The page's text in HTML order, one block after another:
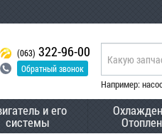
(063) 322-96-00
Обратный звонок
Например:
и его
системы